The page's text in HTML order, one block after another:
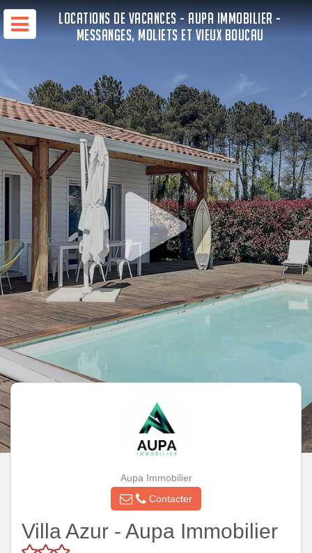
LOCATIONS DE VACANCES - AUPA IMMOBILIER -
MESSANGES, MOLIETS ET VIEUX BOUCAU
Aupa Immobilier
Contacter
Villa Azur - Aupa Immobilier